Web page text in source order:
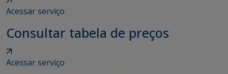
Acessar serviço
Consultar tabela de preços
Acessar serviço